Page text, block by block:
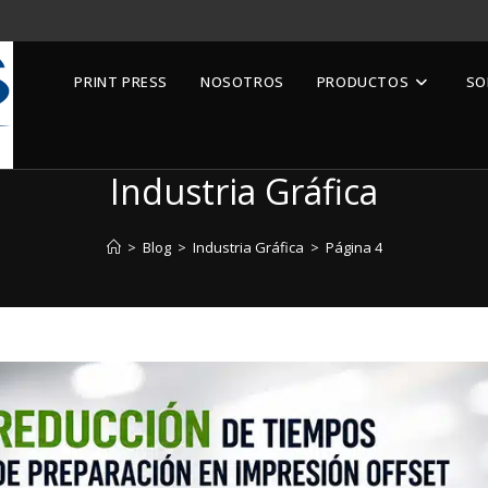
PRINT PRESS NOSOTROS PRODUCTOS
Industria Gráfica
> Blog > Industria Gráfica > Página 4